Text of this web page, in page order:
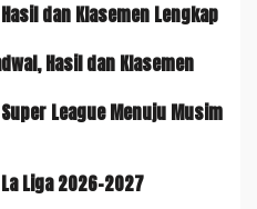
dan Klasemen Lengkap
Hasil dan Klasemen
League Menuju Musim
Liga 2026-2027